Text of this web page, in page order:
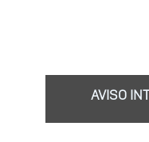
AVISO